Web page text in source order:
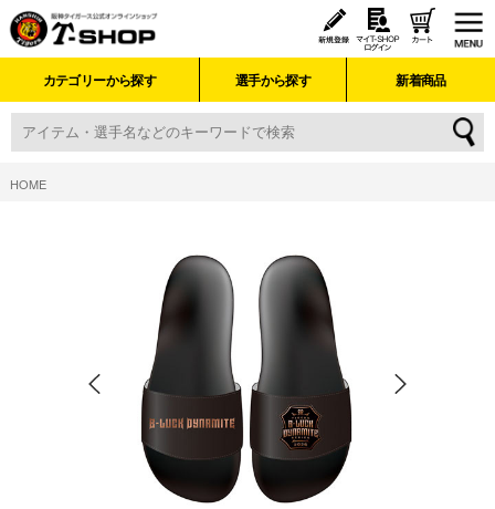
カテゴリーから探す 選手から探す 新着商品
HOME